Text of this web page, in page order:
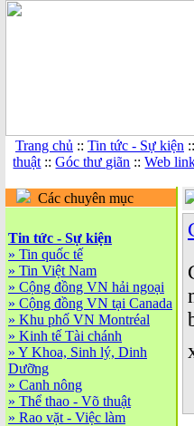
Trang chủ :: Tin tức - Sự kiện ::
thuật ::Góc thư giãn ::Web
Các chuyên mục
Tin tức - Sự kiện
» Tin quốc tế
» Tin Việt Nam
» Cộng đồng VN hải ngoại
» Cộng đồng VN tại Canada
» Khu phố VN Montréal
» Kinh tế Tài chánh
» Y Khoa, Sinh lý, Dinh
Dưỡng
» Canh nông
» Thể thao - Võ thuật
» Rao vặt - Việc làm